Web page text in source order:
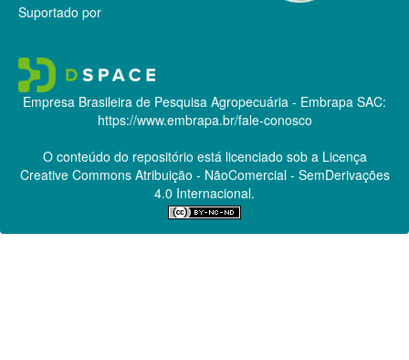
Suportado por
Empresa Brasileira de Pesquisa Agropecuária - Embrapa SAC:
https://www.embrapa.br/fale-conosco
O conteúdo do repositório está licenciado sob a Licença
Creative CommonsAtribuição - NãoComercial - SemDerivações
4.0 Internacional.